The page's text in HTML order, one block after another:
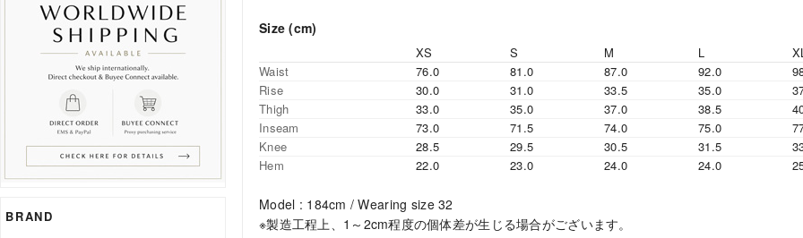
BRAND
Size (cm)
XS S M L
XL
Waist
76.0 81.0 87.0 92.0
Rise
30.0 31.0 33.5 35.0
Thigh
33.0 35.0 37.0 38.5
Inseam
73.0 71.5 74.0 75.0
Knee
28.5 29.5 30.5 31.5
Hem
22.0 23.0 24.0 24.0
Model : 184cm / Wearing size 32
※製造工程上、1～2cm程度の個体差が生じる場合がございます。